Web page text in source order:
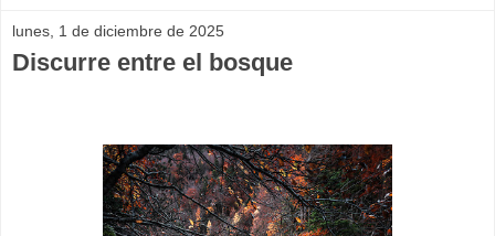
lunes, 1 de diciembre de 2025
Discurre entre el bosque